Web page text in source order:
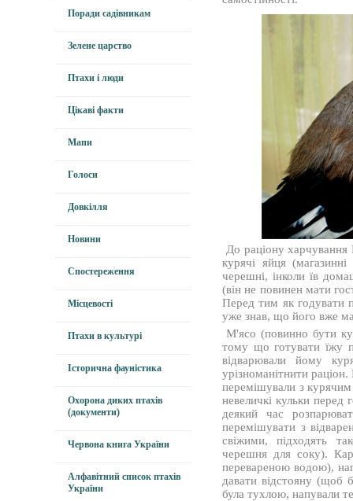
Поради садівникам
Зелене царство
Птахи і люди
Цікаві факти
Мапи
Голоси
Довкілля
Новини
Спостереження
Місцевості
Птахи в культурі
Історична фауністика
Охорона диких птахів
(документи)
Червона книга України
Алфавітний список птахів
України
До раціону харчування
курячі яйця
черешні, інколи їв
(він не повинен мати
Перед тим як годувати
уже знав, що його вже
М'ясо (повинно бути
тому що готувати їжу
відварювали йому
урізноманітнити
перемішували з
невеличкі кульки
деякий час
перемішувати з
свіжими, підходять
черешня для соку).
перевареною водою),
давати відстояну (щоб
була тухлою, напували